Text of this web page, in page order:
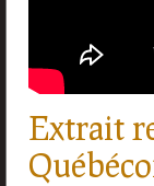
Extrait